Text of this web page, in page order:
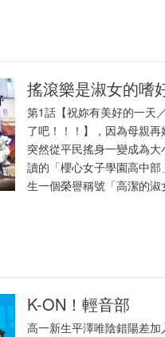
搖滾樂是淑女的嗜
第1話【祝妳有美好的一天
了吧！！！】，因為母親
突然從平民搖身一變成為
讀的「櫻心女子學園高中
生一個榮譽稱號「高潔的
K-ON！輕音部
高一新生平澤唯陰錯陽差